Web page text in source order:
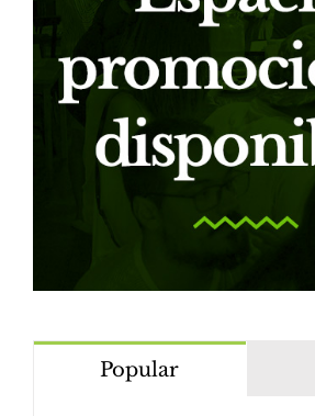
Popular